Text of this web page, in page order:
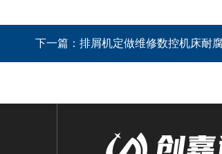
下一篇： 排屑机定做维修数控机床耐